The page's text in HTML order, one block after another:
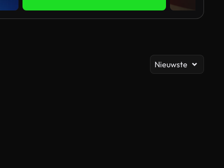
Nieuwste